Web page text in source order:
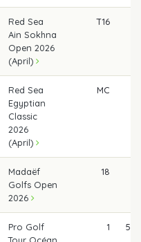
Red Sea
Ain Sokhna
Open 2026
(April)
T16
Red Sea
Egyptian
Classic
2026
(April)
MC
Madaëf
Golfs Open
2026
18
Pro Golf
Tour Océan
1